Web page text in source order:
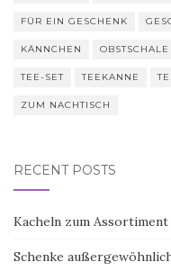
FÜR EIN GESCHENK
KÄNNCHEN OBSTSCHALE
TEE-SET TEEKANNE
ZUM NACHTISCH
RECENT POSTS
Kacheln zum
Schenke